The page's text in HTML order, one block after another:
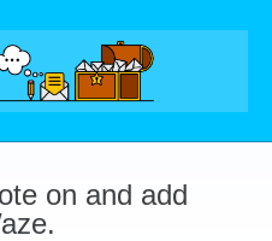
on and add